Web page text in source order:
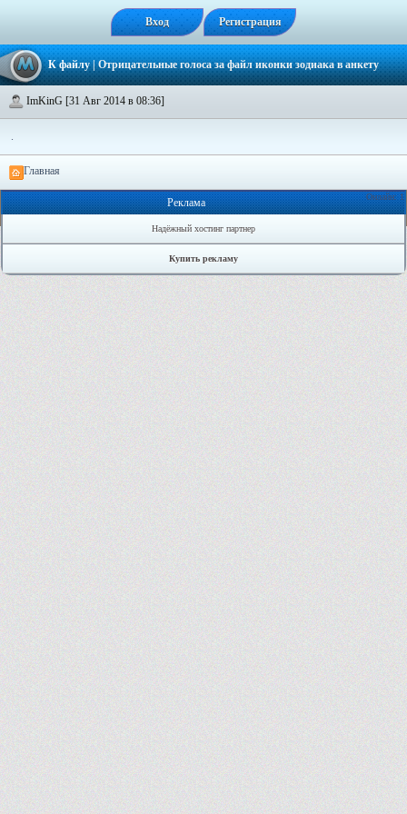
Вход Регистрация
К файлу| Отрицательные голоса за файликонки зодиака в анкету
ImKinG [31 Авг 2014 в 08:36]
.
Главная
Онлайн: 1
Реклама
Надёжный хостинг партнер
Купить рекламу